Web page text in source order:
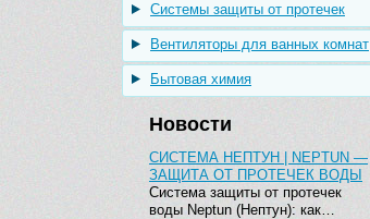
Системы защиты от протечек
Вентиляторы для ванных комнат
Бытовая химия
Новости
СИСТЕМА НЕПТУН | NEPTUN —
ЗАЩИТА ОТ ПРОТЕЧЕК ВОДЫ
Система защиты от протечек
воды Neptun (Нептун): как…